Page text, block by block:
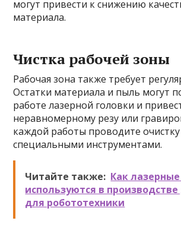
могут привести к снижению
материала.
Чистка рабочей зоны
Рабочая зона также требует
Остатки материала и пыль могут
работе лазерной головки и
неравномерному резу или
каждой работы проводите
специальными инструментами.
Читайте также: Как
используются в
для робототехники